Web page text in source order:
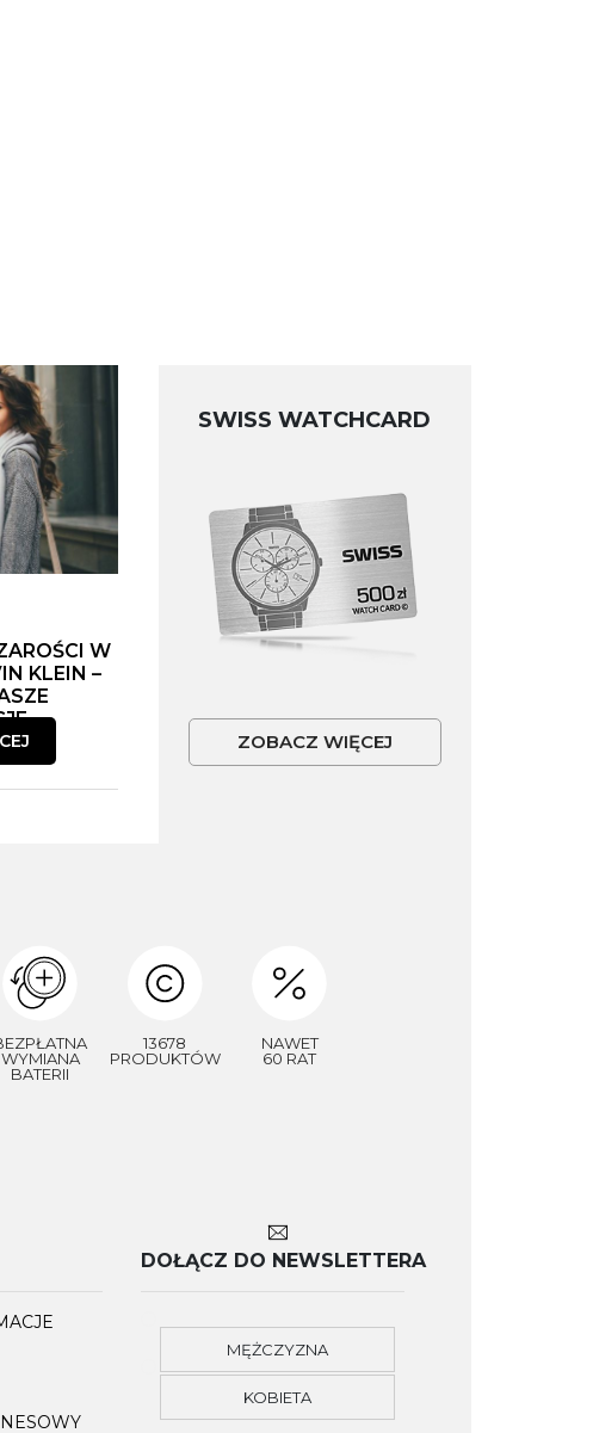
W
KLEIN –
SWISS WATCHCARD
ZOBACZ WIĘCEJ
WYMIANA
BATERII
13678
PRODUKTÓW
NAWET
60 RAT
DOŁĄCZ DO NEWSLETTERA
MĘŻCZYZNA
KOBIETA